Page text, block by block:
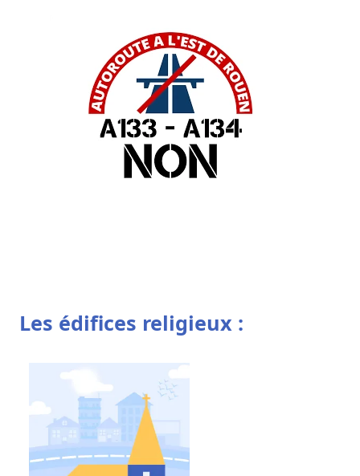
Les édifices religieux :